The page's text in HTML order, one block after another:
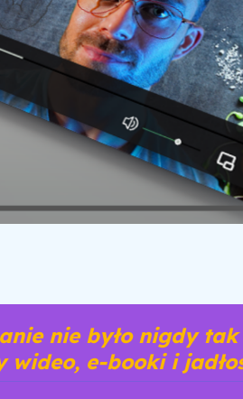
nie było nigdy
wideo, e-booki i